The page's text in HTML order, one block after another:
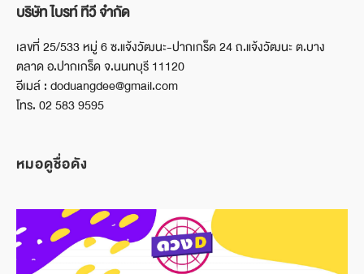
บริษัท ไบรท์ ทีวี จำกัด
เลขที่ 25/533 หมู่ 6 ซ.แจ้งวัฒนะ-ปากเกร็ด 24 ถ.แจ้งวัฒนะ ต.บาง
ตลาด อ.ปากเกร็ด จ.นนทบุรี 11120
อีเมล์ : doduangdee@gmail.com
โทร. 02 583 9595
หมอดูชื่อดัง